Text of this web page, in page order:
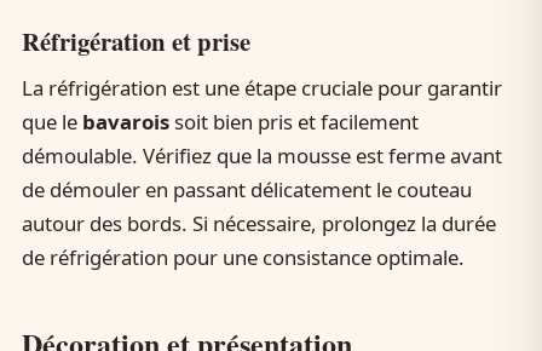
Réfrigération et prise
La réfrigération est une étape cruciale pour garantir
que le bavaroissoit bien pris et facilement
démoulable. Vérifiez que la mousse est ferme avant
de démouler en passant délicatement le couteau
autour des bords. Si nécessaire, prolongez la durée
de réfrigération pour une consistance optimale.